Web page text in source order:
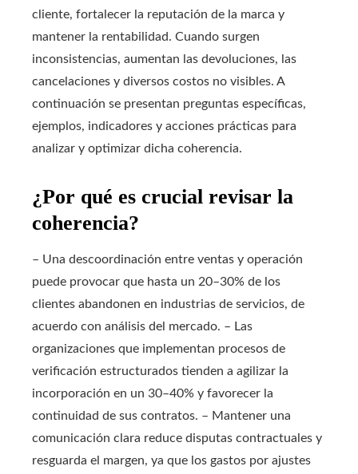
cliente, fortalecer la reputación de la marca y
mantener la rentabilidad. Cuando surgen
inconsistencias, aumentan las devoluciones, las
cancelaciones y diversos costos no visibles. A
continuación se presentan preguntas específicas,
ejemplos, indicadores y acciones prácticas para
analizar y optimizar dicha coherencia.
¿Por qué es crucial revisar la
coherencia?
– Una descoordinación entre ventas y operación
puede provocar que hasta un 20–30% de los
clientes abandonen en industrias de servicios, de
acuerdo con análisis del mercado. – Las
organizaciones que implementan procesos de
verificación estructurados tienden a agilizar la
incorporación en un 30–40% y favorecer la
continuidad de sus contratos. – Mantener una
comunicación clara reduce disputas contractuales y
resguarda el margen, ya que los gastos por ajustes